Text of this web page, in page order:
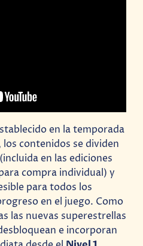
en la temporada
contenidos se dividen
(incluida en las ediciones
compra individual) y
para todos los
en el juego. Como
las nuevas superestrellas
e incorporan